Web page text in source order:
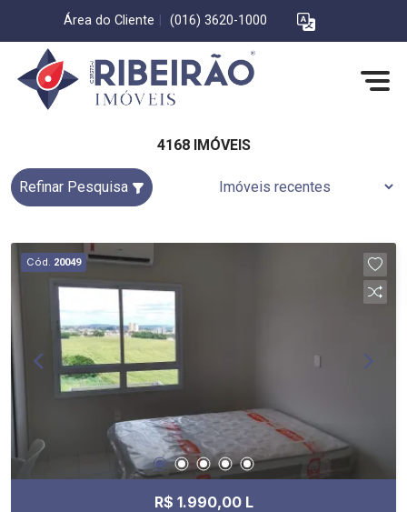
Área do Cliente (016) 3620-1000
4168 IMÓVEIS
Refinar Pesquisa
Cód. 20049
R$ 1.990,00 L